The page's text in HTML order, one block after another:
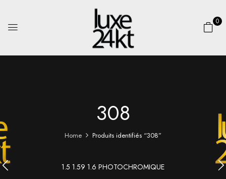
0
308
Home Produits identifiés “308”
1.5 1.59 1.6 PHOTOCHROMIQUE